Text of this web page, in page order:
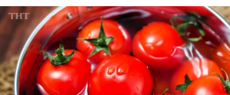
qualidade é tipicamente feito a partir de folhas mais
jovens que são escolhidas a dedo.
Benefícios do Chá Verde Matcha
O chá verde Matcha, oferece uma variedade de
benefícios para a saúde devido ao seu perfil nutricional
único. Aqui está uma exploração detalhada dos